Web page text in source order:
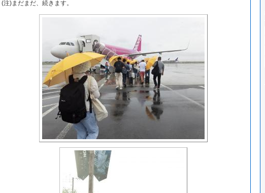
(注)まだまだ、続きます。